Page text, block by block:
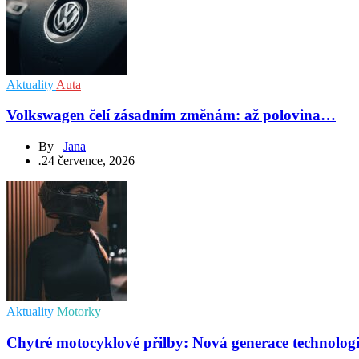
Aktuality Auta
Volkswagen čelí zásadním změnám: až polovina…
By Jana
.24 července, 2026
Aktuality Motorky
Chytré motocyklové přilby: Nová generace